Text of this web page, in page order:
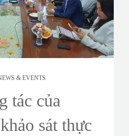
& EVENTS
tác của
sát thực